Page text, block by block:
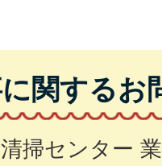
関するお
清掃センター